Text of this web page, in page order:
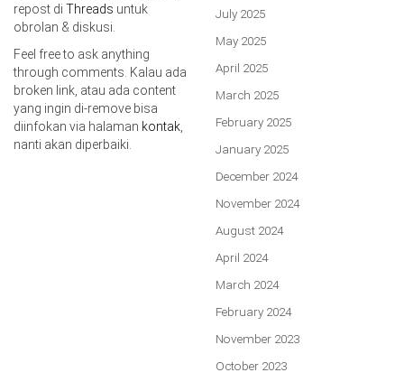
repost di Threads untuk
obrolan & diskusi.
Feel free to ask anything
through comments. Kalau ada
broken link, atau ada content
yang ingin di-remove bisa
diinfokan via halaman kontak
nanti akan diperbaiki.
July 2025
May 2025
April 2025
March 2025
February 2025
January 2025
December 2024
November 2024
August 2024
April 2024
March 2024
February 2024
November 2023
October 2023